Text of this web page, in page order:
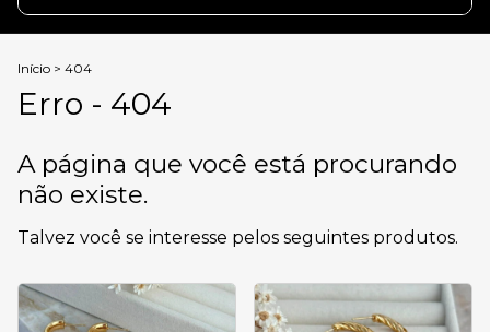
Início > 404
Erro - 404
A página que você está procurando
não existe.
Talvez você se interesse pelos seguintes produtos.